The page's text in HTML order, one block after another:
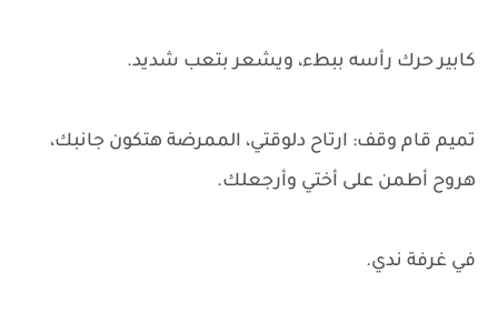
كابير حرك رأسه ببطء، ويشعر بتعب شديد.
تميم قام وقف: ارتاح دلوقتي، الممرضة هتكون جانبك،
هروح أطمن على أختي وأرجعلك.
في غرفة ندي.